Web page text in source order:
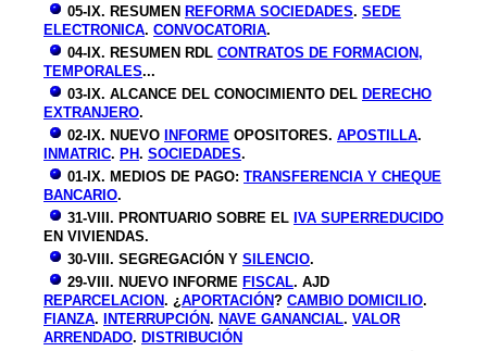
05-I X. RESUMEN REFORMA SOCIEDADES. SEDE
ELECTRONICA. CONVOCATORIA.
04-I X. RESUMEN RDL CONTRATOS DE FORMACION,
TEMPORALES...
03-I X. ALCANCE DEL CONOCIMIENTO DEL DERECHO
EXTRANJERO.
02-I X. NUEVO INFORME OPOSITORES. APOSTILLA.
INMATRIC. PH. SOCIEDADES.
01-I X. MEDIOS DE PAGO: TRANSFERENCIA Y CHEQUE
BANCARIO.
31-VIII. PRONTUARIO SOBRE EL IVA SUPERREDUCIDO
EN VIVIENDAS.
30-VIII. SEGREGACIÓN Y SILENCIO.
29-VIII. NUEVO INFORME FISCAL. AJD
REPARCELACION. ¿APORTACIÓN? CAMBIO DOMICILIO.
FIANZA. INTERRUPCIÓN. NAVE GANANCIAL. VALOR
ARRENDADO. DISTRIBUCIÓN